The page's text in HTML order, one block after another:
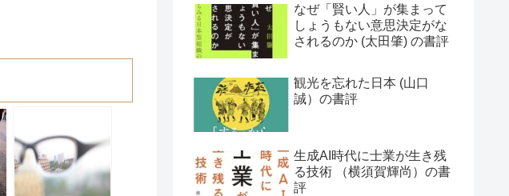
なぜ「賢い人」が集まって
しょうもない意思決定がな
されるのか (太田肇) の書評
観光を忘れた日本 (山口
誠）の書評
生成AI時代に士業が生き残
る技術 （横須賀輝尚）の書
評